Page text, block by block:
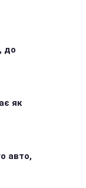
до
як
авто,